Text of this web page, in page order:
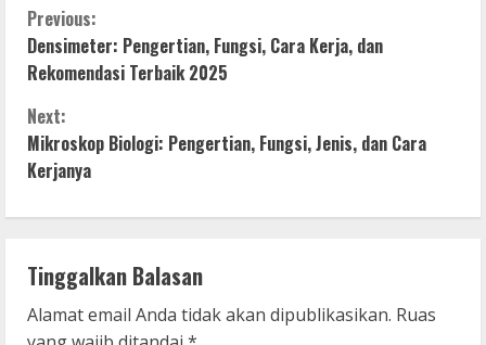
C
o
n
t
i
n
u
Previous:
Densimeter: Pengertian, Fungsi, Cara Kerja, dan
Rekomendasi Terbaik 2025
Next:
Mikroskop Biologi: Pengertian, Fungsi, Jenis, dan Cara
Kerjanya
Tinggalkan Balasan
Alamat email Anda tidak akan dipublikasikan. Ruas